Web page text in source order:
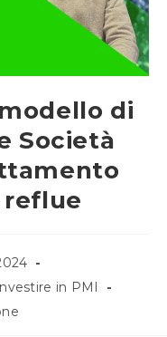
di
Società
reflue
Investire in PMI